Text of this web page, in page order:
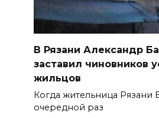
В Рязани Александр
заставил чиновников
жильцов
Когда жительница Рязани
очередной раз